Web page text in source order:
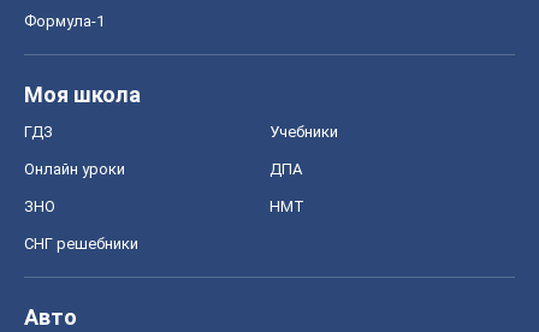
Формула-1
Моя школа
ГДЗ Учебники
Онлайн уроки ДПА
ЗНО НМТ
СНГ решебники
Авто